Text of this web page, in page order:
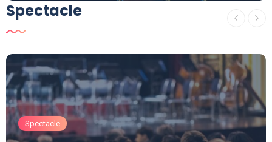
Spectacle
Spectacle